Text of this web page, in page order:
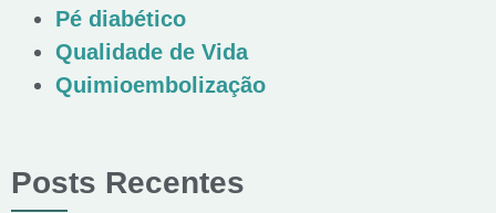
Pé diabético
Qualidade de Vida
Quimioembolização
Posts Recentes